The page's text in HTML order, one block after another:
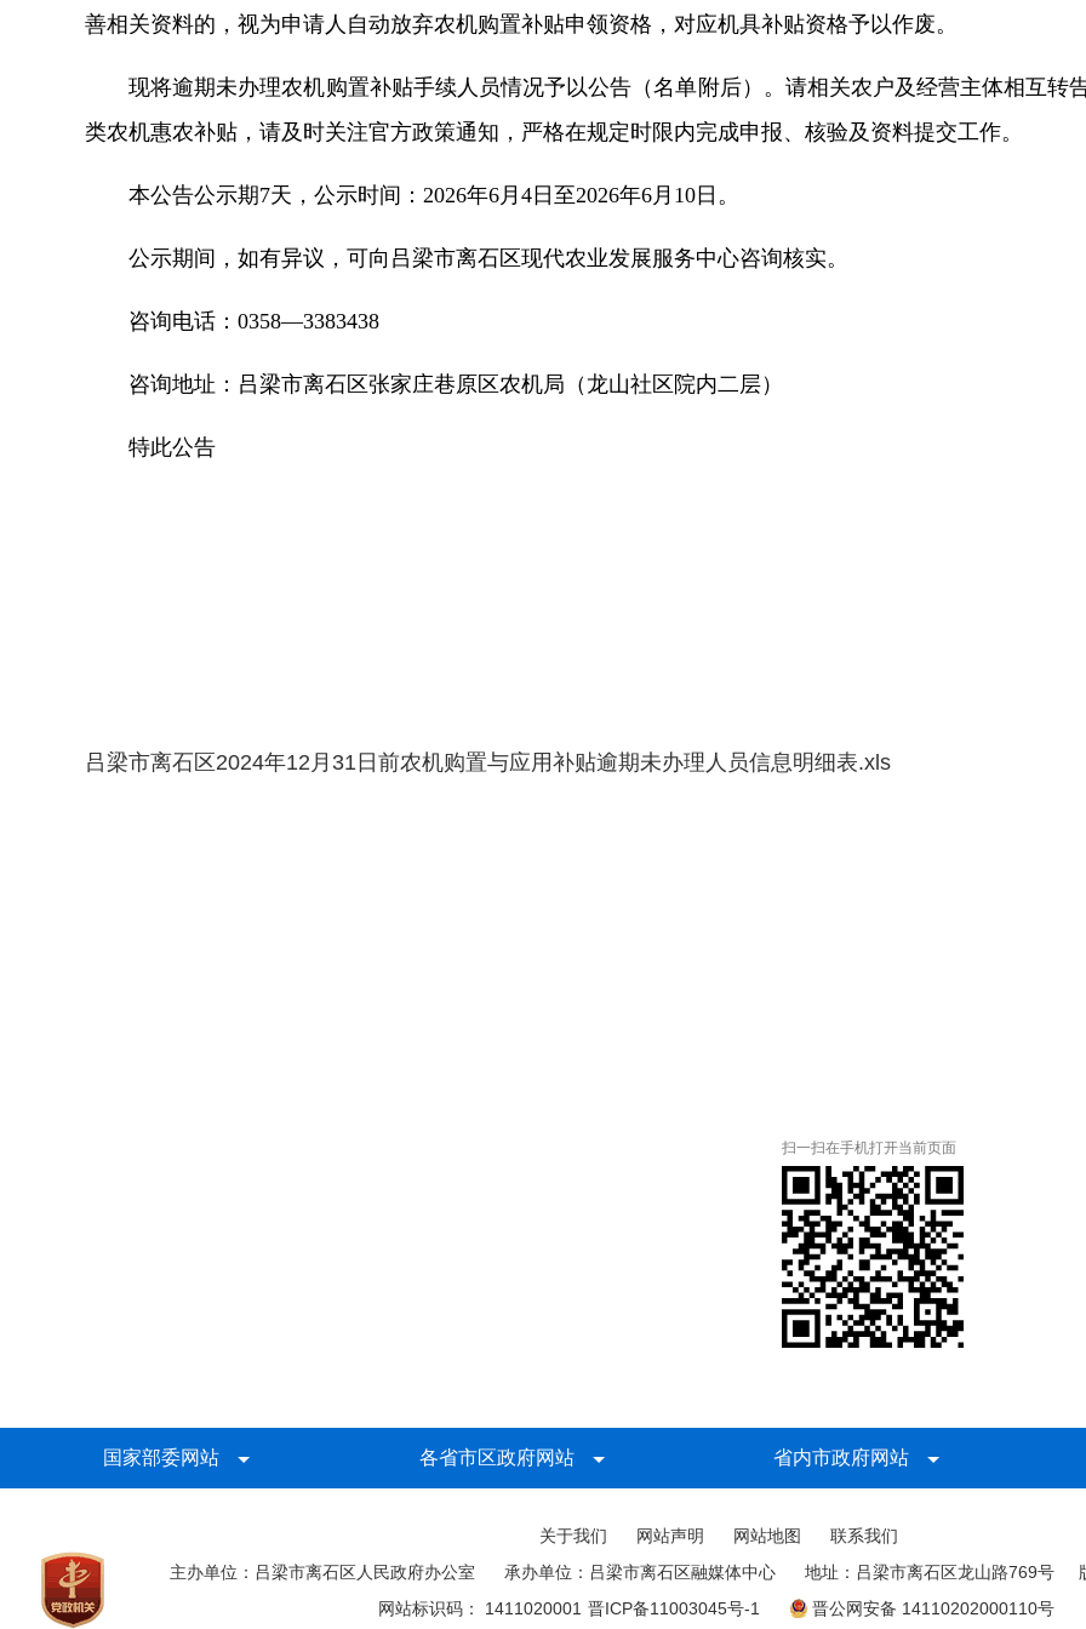
善相关资料的，视为申请人自动放弃农机购置补贴申领资格，对应机具补贴资格予以作废。
现将逾期未办理农机购置补贴手续人员情况予以公告（名单附后） 。请相关农户及经营主体相互转
类农机惠农补贴，请及时关注官方政策通知，严格在规定时限内完成申报、核验及资料提交工作。
本公告公示期7天，公示时间：2026年6月 4 日至2026年6月 10 日。
公示期间，如有异议，可向吕梁市离石区现代农业发展服务中心咨询核实。
咨询电话：0358—3383438
咨询地址：吕梁市离石区张家庄巷原区农机局（龙山社区院内二层）
特此公告
吕梁市离石区2024年12月31日前农机购置与应用补贴逾期未办理人员信息明细表.xls
扫一扫在手机打开当前页面
国家部委网站 各省市区政府网站 省内市政府网站
关于我们 网站声明 网站地图
联系我们
主办单位：吕梁市离石区人民政府办公室
承办单位：吕梁市离石区融媒体中心 地址：吕梁市离石区龙山路769号
网站标识码： 1411020001 晋ICP备11003045号-1 晋公网安备 14110202000110号